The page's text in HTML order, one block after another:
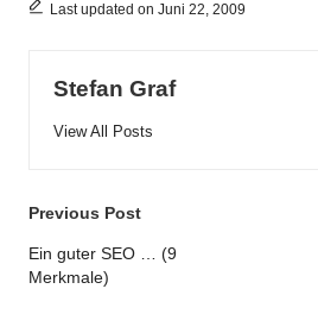
Last updated on Juni 22, 2009
Stefan Graf
View All Posts
Post
navigation
Previous Post
Ein guter SEO … (9
Merkmale)